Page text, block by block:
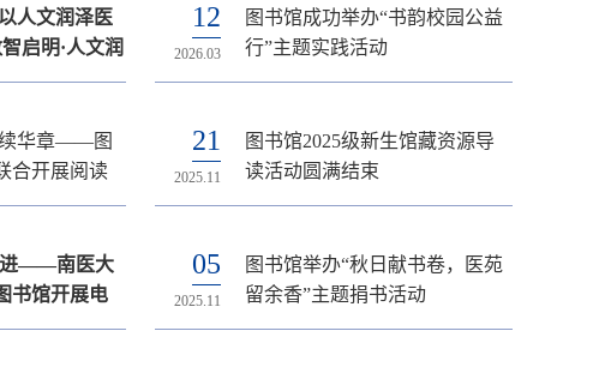
以数智穿越时空 以人文润泽医心——图书馆“数智启明·人文润心”数字资源嘉年华大型实景RPG闯关赛圆满落幕
人文润泽医
启明·人文润
大型实景
12
2026.03
图书馆成功举办“书韵校园公益
行”主题实践活动
续华章——图
合开展阅读
21
2025.11
图书馆2025级新生馆藏资源导
读活动圆满结束
进——南医大
书馆开展电
讨
05
2025.11
图书馆举办“秋日献书卷，医苑
留余香”主题捐书活动
关于举办2026年夏季图书“任性买，欢乐送”（教师专享版）活动的通知
季图书“任性
专享版）活
27
2026.04
关于2026年劳动节图书馆开放
安排的通知
图书馆开放
20
2026.03
关于举办2026年春季图书“任性
买，欢乐送”（教师专享版）活
动的通知
书馆开放安
29
2025.12
关于2026年元旦图书馆开放安
排的通知
最新资源 | Primal Pictures-3D互动式人体解剖学数据库试用通知
3D互
据库试用通
17
2026.04
最新资源 | ClinicalKey医学平台
全库开通试用通知
库》数据库
30
2025.12
最新资源 | ScienceDirect AI开通
试用通知
子书数据库
13
2025.11
最新资源 | ESCI数据库开通试
用通知
幕
采会开幕 20
2026.01
医药科研领域数据支撑——摩
熵数科线上专题讲座
信息素养讲
22
2025.09
2025年秋季线上图采会开幕
循证——
据库实战培
18
2025.06
2025年科睿唯安《期刊引证报
告》JCR更新解读讲座
梅园追思忆峥嵘 支部聚力赴新程 ——图书馆党支部赴南京梅园新村纪念馆开展主题党日活动
部聚力赴新
部赴南京梅
主题党日活
30
2025.10
党建领航强服务 健康科普进万
家——图书馆党支部赴江宁区
湖熟街道新农社区开展主题活
深入贯彻中
习教育总结
20
2025.06
警示教育筑防线 作风建设树新
风 ——图书馆党支部召开专题
学习会
“红色先锋架
家”主题党日
29
2025.04
图书馆党支部召开专题学习会